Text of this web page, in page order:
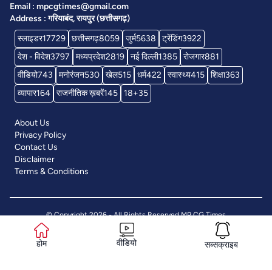
होम वीडियो सब्सक्राइब
Email : mpcgtimes@gmail.com
Address : गरियाबंद, रायपुर (छत्तीसगढ़)
स्लाइडर17729 छत्तीसगढ़8059 जुर्म5638 ट्रेंडिंग3922
देश - विदेश3797 मध्यप्रदेश2819 नई दिल्ली1385 रोजगार881
वीडियो743 मनोरंजन530 खेल515 धर्म422 स्वास्थ्य415 शिक्षा363
व्यापार164 राजनीतिक ख़बरें145 18+35
About Us
Privacy Policy
Contact Us
Disclaimer
Terms & Conditions
© Copyright 2026 - All Rights ReservedMP CG Times